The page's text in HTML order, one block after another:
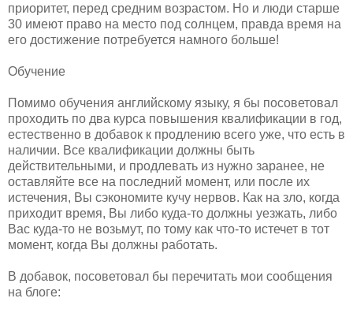
приоритет, перед средним возрастом. Но и люди старше
30 имеют право на место под солнцем, правда время на
его достижение потребуется намного больше!
Обучение
Помимо обучения английскому языку, я бы посоветовал
проходить по два курса повышения квалификации в год,
естественно в добавок к продлению всего уже, что есть в
наличии. Все квалификации должны быть
действительными, и продлевать из нужно заранее, не
оставляйте все на последний момент, или после их
истечения, Вы сэкономите кучу нервов. Как на зло, когда
приходит время, Вы либо куда-то должны уезжать, либо
Вас куда-то не возьмут, по тому как что-то истечет в тот
момент, когда Вы должны работать.
В добавок, посоветовал бы перечитать мои сообщения
на блоге: